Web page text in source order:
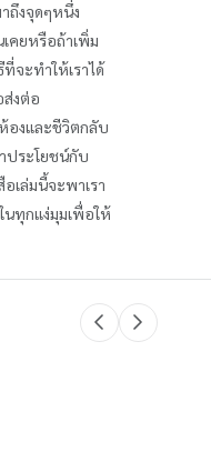
ถึงจุดๆหนึ่ง
คยหรือถ้าเพิ่ม
จะทำให้เราได้
งต่อ
ห้องและชีวิตกลับ
ประโยชน์กับ
เล่มนี้จะพาเรา
นทุกแง่มุมเพื่อให้